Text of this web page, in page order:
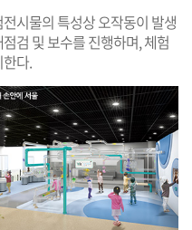
시물의 특성상 오작동이 발생
검 및 보수를 진행하며, 체험
다.